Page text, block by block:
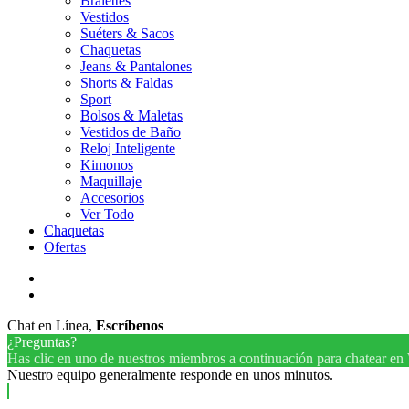
Vestidos
Suéters & Sacos
Chaquetas
Jeans & Pantalones
Shorts & Faldas
Sport
Bolsos & Maletas
Vestidos de Baño
Reloj Inteligente
Kimonos
Maquillaje
Accesorios
Ver Todo
Chaquetas
Ofertas
Chat en Línea, Escríbenos
¿Preguntas?
Has clic en uno de nuestros miembros a continuación para chatear en
Nuestro equipo generalmente responde en unos minutos.